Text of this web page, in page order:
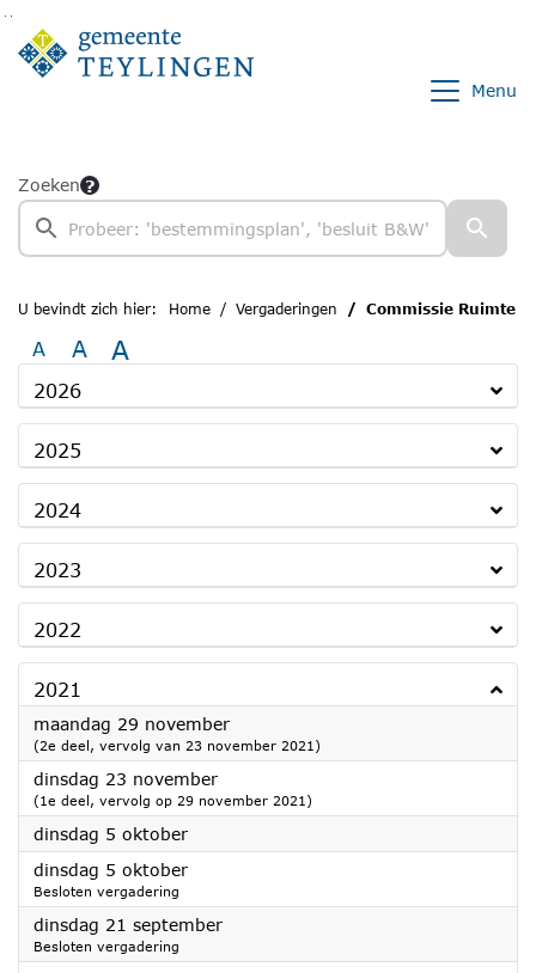
Ga naar de inhoud van deze pagina
Ga naar het zoeken
Ga naar het menu
Menu
Zoeken
U bevindt zich hier: Home Vergaderingen Commissie Ruimte
A A A
2026
2025
2024
2023
2022
2021
maandag 29 november2021
(2e deel, vervolg van 23 november 2021)
dinsdag 23 november2021
(1e deel, vervolg op 29 november 2021)
dinsdag 5 oktober2021
dinsdag 5 oktober2021
Besloten vergadering
dinsdag 21 september2021
Besloten vergadering